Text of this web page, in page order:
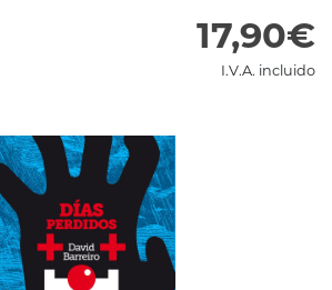
17,90€
I.V.A. incluido